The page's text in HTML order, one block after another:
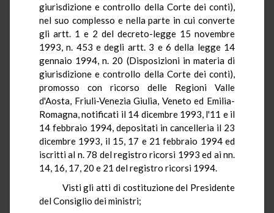
giurisdizione e controllo della Corte dei conti),
nel suo complesso e nella parte in cui converte
gli artt. 1 e 2 del decreto-legge 15 novembre
1993, n. 453 e degli artt. 3 e 6 della legge 14
gennaio 1994, n. 20 (Disposizioni in materia di
giurisdizione e controllo della Corte dei conti),
promosso con ricorso delle Regioni Valle
d'Aosta, Friuli-Venezia Giulia, Veneto ed Emilia-
Romagna, notificati il 14 dicembre 1993, l'11 e il
14 febbraio 1994, depositati in cancelleria il 23
dicembre 1993, il 15, 17 e 21 febbraio 1994 ed
iscritti al n. 78 del registro ricorsi 1993 ed ai nn.
14, 16, 17, 20 e 21 del registro ricorsi 1994.
Visti gli atti di costituzione del Presidente
del Consiglio dei ministri;